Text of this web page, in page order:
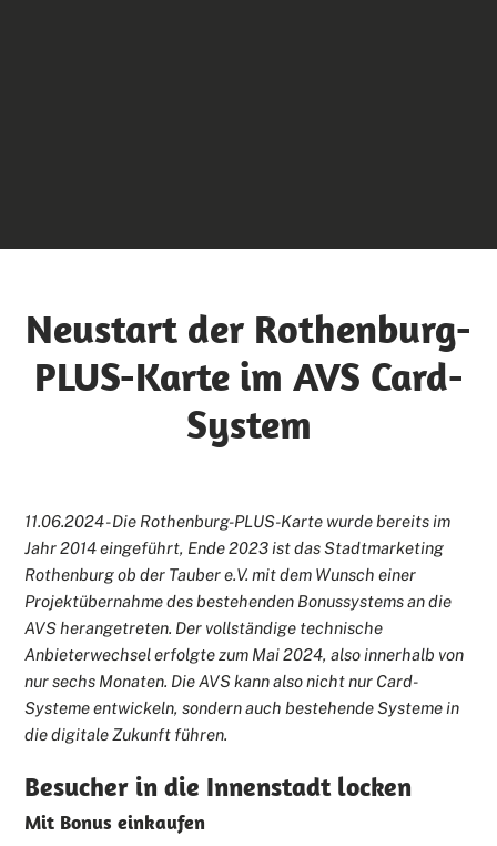
Neustart der Rothenburg-
PLUS-Karte im AVS Card-
System
11.06.2024 - Die Rothenburg-PLUS-Karte wurde bereits im
Jahr 2014 eingeführt, Ende 2023 ist das Stadtmarketing
Rothenburg ob der Tauber e.V. mit dem Wunsch einer
Projektübernahme des bestehenden Bonussystems an die
AVS herangetreten. Der vollständige technische
Anbieterwechsel erfolgte zum Mai 2024, also innerhalb von
nur sechs Monaten. Die AVS kann also nicht nur Card-
Systeme entwickeln, sondern auch bestehende Systeme in
die digitale Zukunft führen.
Besucher in die Innenstadt locken
Mit Bonus einkaufen